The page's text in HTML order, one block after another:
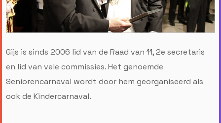
Gijs is sinds 2006 lid van de Raad van 11, 2e secretaris
en lid van vele commissies. Het genoemde
Seniorencarnaval wordt door hem georganiseerd als
ook de Kindercarnaval.